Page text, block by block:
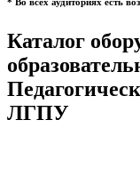
Каталог
ЛГПУ